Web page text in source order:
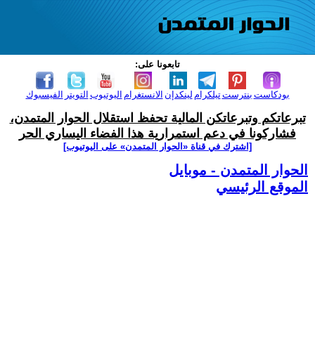
تابعونا على:
الفيسبوك التويتر اليوتيوب الانستغرام لينكدإن تيلكرامبنترست بودكاست
تبرعاتكم وتبرعاتكن المالية تحفظ استقلال الحوار المتمدن،
فشاركونا في دعم استمرارية هذا الفضاء اليساري الحر
[اشترك في قناة ‫«الحوار المتمدن» على اليوتيوب]
الحوار المتمدن - موبايل
الموقع الرئيسي